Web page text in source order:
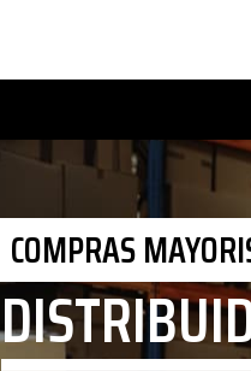
COMPRAS